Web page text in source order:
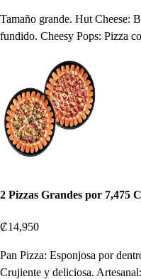
Tamaño grande. Hut Cheese:
fundido. Cheesy Pops: Pizza
2 Pizzas Grandes por 7,475
₡14,950
Pan Pizza: Esponjosa por
Crujiente y deliciosa.